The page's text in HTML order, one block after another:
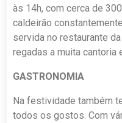
às 14h, com cerca de
caldeirão
servida no restaurante
regadas a muita cantoria
GASTRONOMIA
Na festividade também
todos os gostos. Com